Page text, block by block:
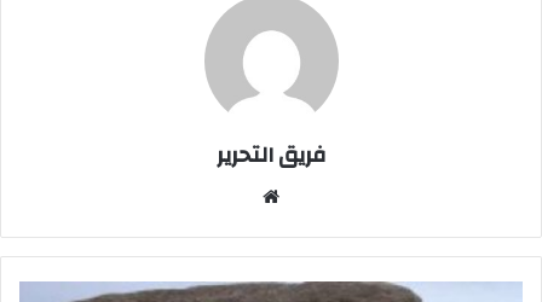
فريق التحرير